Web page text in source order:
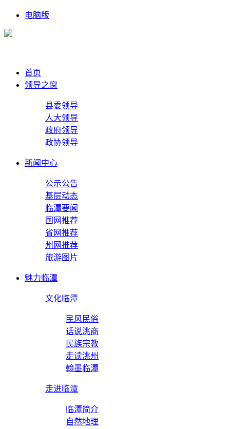
电脑版
首页
领导之窗
县委领导
人大领导
政府领导
政协领导
新闻中心
公示公告
基层动态
临潭要闻
国网推荐
省网推荐
州网推荐
旅游图片
魅力临潭
文化临潭
民风民俗
话说洮商
民族宗教
走读洮州
翰墨临潭
走进临潭
临潭简介
自然地理